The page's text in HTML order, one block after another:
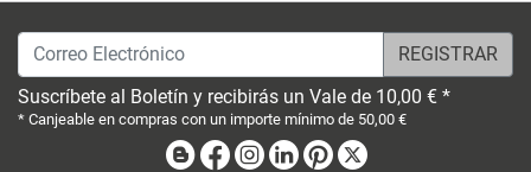
Correo Electrónico
Suscríbete al Boletín y recibirás un Vale de 10,00 € *
* Canjeable en compras con un importe mínimo de 50,00 €
BlogFacebook
Instagram
LinkedinPinterest